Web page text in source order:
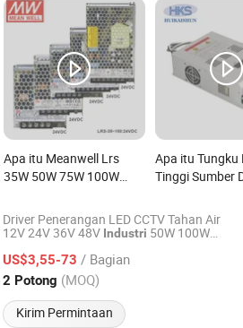
Apa itu Meanwell Lrs
35W 50W 75W 100W
600W 1200W 12V 24V
Catu Daya Saklar
Industri
Apa itu Tungku
Tinggi Sumber
untuk
Industri
Driver Penerangan LED CCTV Tahan Air
12V 24V 36V 48V Industri 50W 100W
800W 1200W 2000W CE RoHS Suplai
Daya AC ke DC Switching
US$3,55-73 / Bagian
2 Potong (MOQ)
Kirim Permintaan
Co., Ltd.
Harga mulai 2010